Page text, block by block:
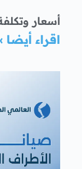
أسعار
اقراء أيضا